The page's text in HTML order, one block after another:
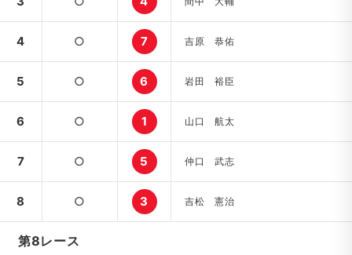
4 ○ 7 吉原 恭佑
5 ○ 6 岩田 裕臣
6 ○ 1 山口 航太
7 ○ 5 仲口 武志
8 ○ 3 吉松 憲治
第8レース